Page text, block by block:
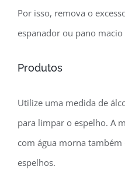
Por isso, remova o
espanador ou pano macio
Produtos
Utilize uma medida de
para limpar o espelho. A
com água morna
espelhos.